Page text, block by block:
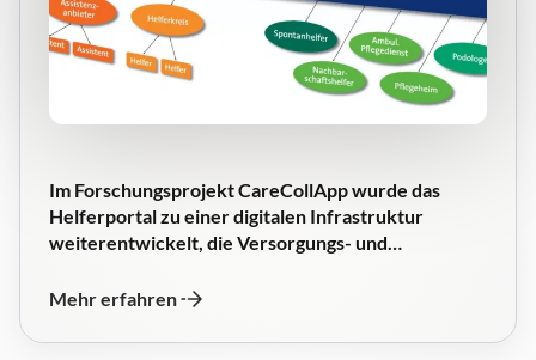
Im Forschungsprojekt CareCollApp wurde das
Helferportal zu einer digitalen Infrastruktur
weiterentwickelt, die Versorgungs- und…
Mehr erfahren